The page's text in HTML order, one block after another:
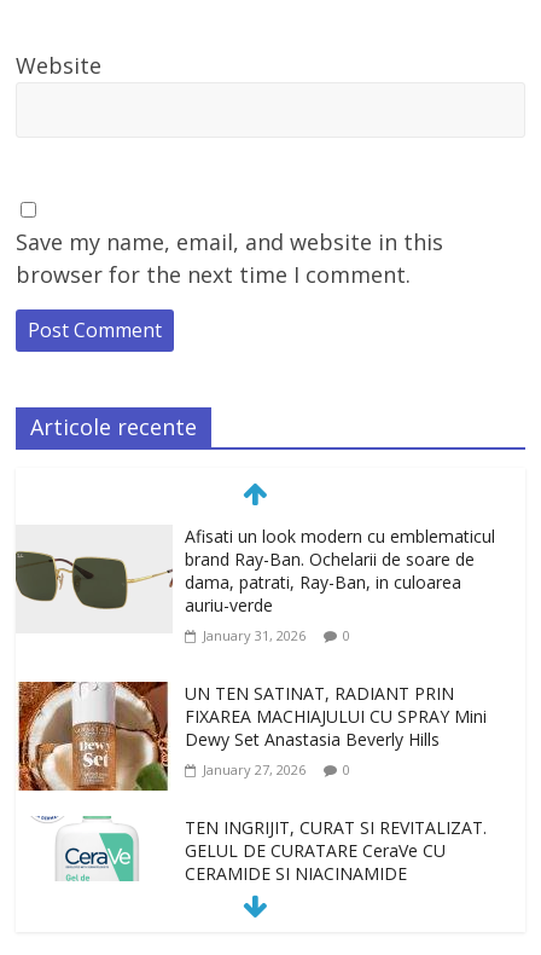
Website
Save my name, email, and website in this
browser for the next time I comment.
Articole recente
Afisati un look modern cu emblematicul
brand Ray-Ban. Ochelarii de soare de
dama, patrati, Ray-Ban, in culoarea
auriu-verde
January 31, 2026 0
UN TEN SATINAT, RADIANT PRIN
FIXAREA MACHIAJULUI CU SPRAY Mini
Dewy Set Anastasia Beverly Hills
January 27, 2026 0
TEN INGRIJIT, CURAT SI REVITALIZAT.
GELUL DE CURATARE CeraVe CU
CERAMIDE SI NIACINAMIDE
January 23, 2026